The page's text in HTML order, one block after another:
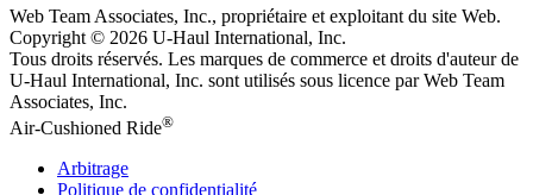
Web Team Associates, Inc., propriétaire et exploitant du site Web.
Copyright © 2026 U-Haul International, Inc.
Tous droits réservés. Les marques de commerce et droits d'auteur de
U-Haul International, Inc. sont utilisés sous licence par Web Team
Associates, Inc.
Air-Cushioned Ride®
Arbitrage
Politique de confidentialité